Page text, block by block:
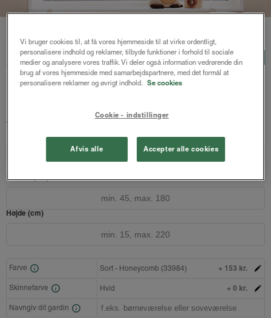
Astrid plisségardin easylift
m/greb
LUX
fra
Design dit gardin Læs opmålingsvejledningen
Højde (cm)
Farve Sort - Honeycomb (33984) + 153 kr.
Skinnefarve Hvid + 0 kr.
Navngiv dit gardin
Vi bruger cookies til, at få vores hjemmeside til at virke ordentligt,
personalisere indhold og reklamer, tilbyde funktioner i forhold til sociale
medier og analysere vores traffik. Vi deler også information vedrørende din
brug af vores hjemmeside med samarbejdspartnere, med det formål at
personalisere reklamer og øvrigt indhold. Se cookies
Cookie - indstillinger
Afvis alle Accepter alle cookies